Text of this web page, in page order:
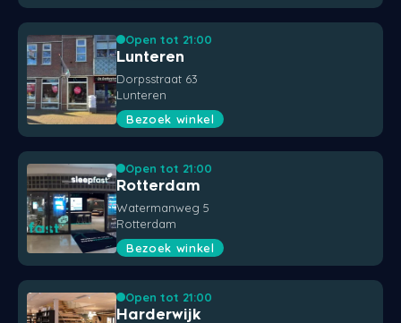
Open tot 21:00
Lunteren
Dorpsstraat 63
Lunteren
Bezoek winkel
Open tot 21:00
Rotterdam
Watermanweg 5
Rotterdam
Bezoek winkel
Open tot 21:00
Harderwijk